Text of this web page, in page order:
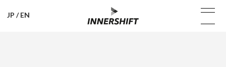
JP /EN